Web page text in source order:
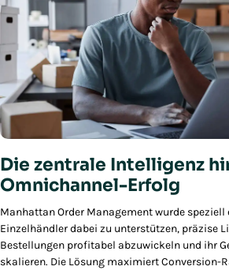
Die zentrale Intelligenz
Omnichannel-Erfolg
Manhattan Order Management wurde
Einzelhändler dabei zu unterstützen, präzise
Bestellungen profitabel abzuwickeln und ihr
skalieren. Die Lösung maximiert Conversion-